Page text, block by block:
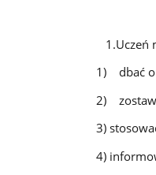
1.Uczeń
1) dbać o
2)
3)
4)